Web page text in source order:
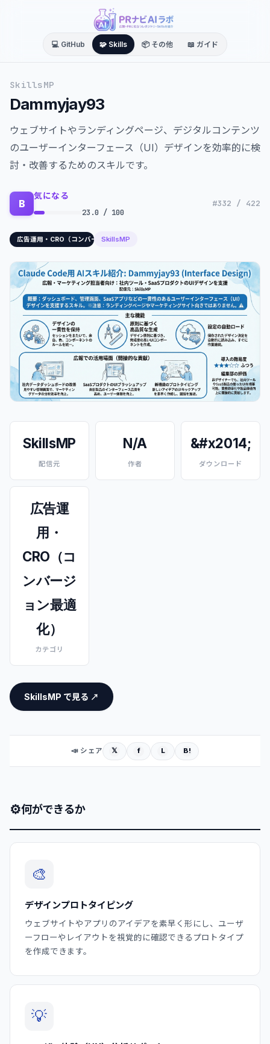
💻 GitHub 🧩 Skills 📦 その他 📖 ガイド
SkillsMP
Dammyjay93
ウェブサイトやランディングページ、デジタルコンテンツ
のユーザーインターフェース（UI）デザインを効率的に検
討・改善するためのスキルです。
B
気になる
23.0 / 100
#332 / 422
広告運用・CRO（コンバージョン最適化）
SkillsMP
SkillsMP
配信元
N/A
作者
&#x2014;
ダウンロード
広告運
用・
CRO（コ
ンバージ
ョン最適
化）
カテゴリ
SkillsMP で見る ↗
📣 シェア 𝕏 f L B!
⚙何ができるか
🎨
デザインプロトタイピング
ウェブサイトやアプリのアイデアを素早く形にし、ユーザ
ーフローやレイアウトを視覚的に確認できるプロトタイプ
を作成できます。
💡